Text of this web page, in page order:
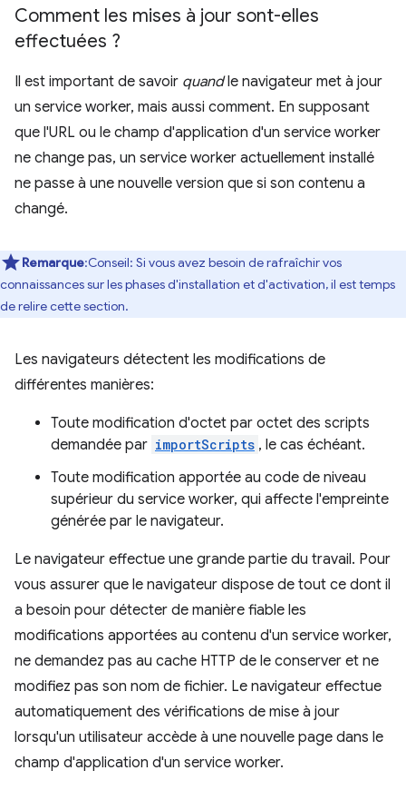
Comment les mises à jour sont-elles
effectuées ?
Il est important de savoir quandle navigateur met à jour
un service worker, mais aussi comment. En supposant
que l'URL ou le champ d'application d'un service worker
ne change pas, un service worker actuellement installé
ne passe à une nouvelle version que si son contenu a
changé.
Remarque:Conseil: Si vous avez besoin de rafraîchir vos
connaissances sur les phases d'installation et d'activation, il est temps
de relire cette section.
Les navigateurs détectent les modifications de
différentes manières:
Toute modification d'octet par octet des scripts
demandée par importScripts , le cas échéant.
Toute modification apportée au code de niveau
supérieur du service worker, qui affecte l'empreinte
générée par le navigateur.
Le navigateur effectue une grande partie du travail. Pour
vous assurer que le navigateur dispose de tout ce dont il
a besoin pour détecter de manière fiable les
modifications apportées au contenu d'un service worker,
ne demandez pas au cache HTTP de le conserver et ne
modifiez pas son nom de fichier. Le navigateur effectue
automatiquement des vérifications de mise à jour
lorsqu'un utilisateur accède à une nouvelle page dans le
champ d'application d'un service worker.